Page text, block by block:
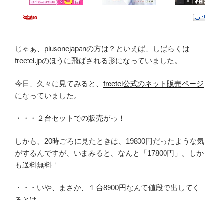
じゃぁ、plusonejapanの方は？といえば、しばらくは
freetel.jpのほうに飛ばされる形になっていました。
今日、久々に見てみると、 freetel公式のネット販売ページ
になっていました。
・・・ ２台セットでの販売がっ！
しかも、20時ごろに見たときは、19800円だったような気
がするんですが、いまみると、なんと「17800円」。しか
も送料無料！
・・・いや、まさか、１台8900円なんて値段で出してく